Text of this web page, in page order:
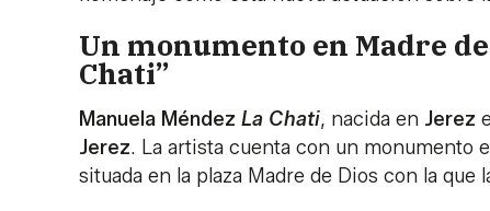
Un monumento en Madre
Chati”
Manuela Méndez La Chati, nacida en Jerez el
Jerez. La artista cuenta con un monumento
situada en la plaza Madre de Dios con la